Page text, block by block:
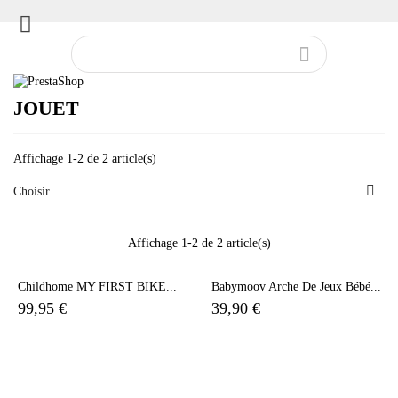


JOUET
Affichage 1-2 de 2 article(s)
Choisir 
Affichage 1-2 de 2 article(s)
Childhome MY FIRST BIKE...
99,95 €
Babymoov Arche De Jeux Bébé...
39,90 €